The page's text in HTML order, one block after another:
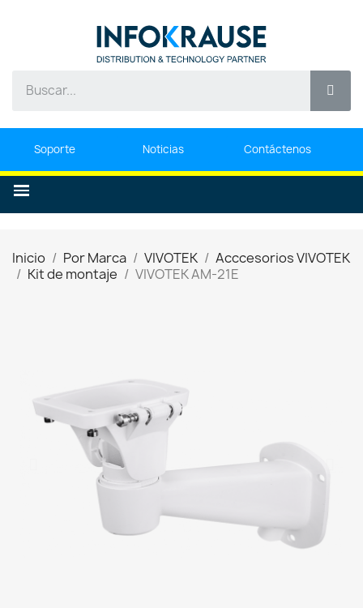
Soporte Noticias Contáctenos
Inicio Por Marca VIVOTEK
Acccesorios VIVOTEK
Kit de montaje
VIVOTEK AM-21E